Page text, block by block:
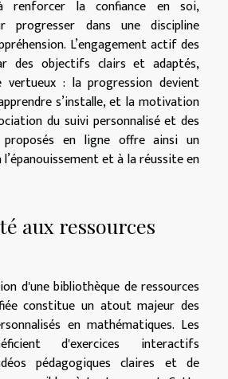
renforcer la confiance en soi,
progresser dans une discipline
L’engagement actif des
des objectifs clairs et adaptés,
vertueux : la progression devient
s’installe, et la motivation
du suivi personnalisé et des
en ligne offre ainsi un
et à la réussite en
aux ressources
d'une bibliothèque de ressources
constitue un atout majeur des
en mathématiques. Les
d'exercices interactifs
pédagogiques claires et de